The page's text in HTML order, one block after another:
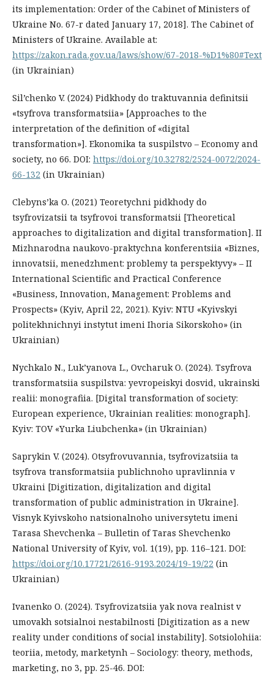
its implementation: Order of the Cabinet of Ministers of
Ukraine No. 67-r dated January 17, 2018]. The Cabinet of
Ministers of Ukraine. Available at:
https://zakon.rada.gov.ua/laws/show/67-2018-%D1%80#Text
(in Ukrainian)
Sil’chenko V. (2024) Pidkhody do traktuvannia definitsii
«tsyfrova transformatsiia» [Approaches to the
interpretation of the definition of «digital
transformation»]. Ekonomika ta suspilstvo – Economy and
society, no 66. DOI: https://doi.org/10.32782/2524-0072/2024-
66-132 (in Ukrainian)
Clebyns’ka О. (2021) Teoretychni pidkhody do
tsyfrovizatsii ta tsyfrovoi transformatsii [Theoretical
approaches to digitalization and digital transformation]. II
Mizhnarodna naukovo-praktychna konferentsiia «Biznes,
innovatsii, menedzhment: problemy ta perspektyvy» – II
International Scientific and Practical Conference
«Business, Innovation, Management: Problems and
Prospects» (Kyiv, April 22, 2021). Кyiv: NTU «Kyivskyi
politekhnichnyi instytut imeni Ihoria Sikorskoho» (in
Ukrainian)
Nychkalo N., Luk’yanova L., Оvcharuk О. (2024). Tsyfrova
transformatsiia suspilstva: yevropeiskyi dosvid, ukrainski
realii: monografiia. [Digital transformation of society:
European experience, Ukrainian realities: monograph].
Кyiv: TOV «Yurka Liubchenka» (in Ukrainian)
Saprykin V. (2024). Otsyfrovuvannia, tsyfrovizatsiia ta
tsyfrova transformatsiia publichnoho upravlinnia v
Ukraini [Digitization, digitalization and digital
transformation of public administration in Ukraine].
Visnyk Kyivskoho natsionalnoho universytetu imeni
Tarasa Shevchenka – Bulletin of Taras Shevchenko
National University of Kyiv, vol. 1(19), pp. 116–121. DOI:
https://doi.org/10.17721/2616-9193.2024/19-19/22 (in
Ukrainian)
Ivanenko О. (2024). Tsyfrovizatsiia yak nova realnist v
umovakh sotsialnoi nestabilnosti [Digitization as a new
reality under conditions of social instability]. Sotsiolohiia:
teoriia, metody, marketynh – Sociology: theory, methods,
marketing, no 3, pp. 25-46. DOI: